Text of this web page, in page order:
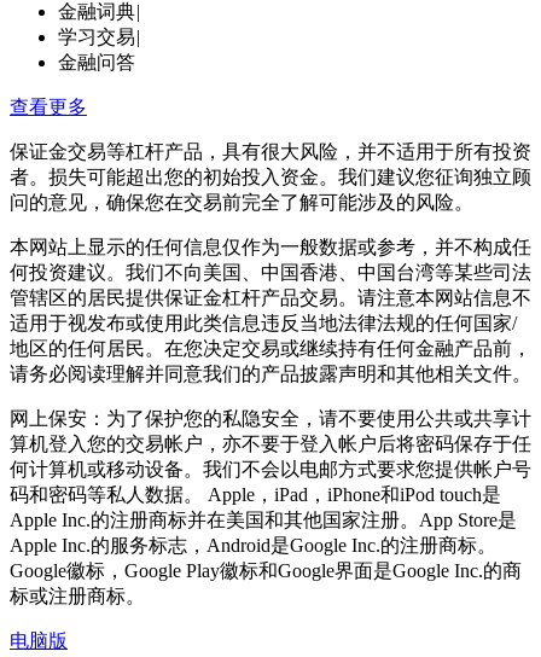
金融词典|
学习交易|
金融问答
查看更多
保证金交易等杠杆产品，具有很大风险，并不适用于所有投资
者。损失可能超出您的初始投入资金。我们建议您征询独立顾
问的意见，确保您在交易前完全了解可能涉及的风险。
本网站上显示的任何信息仅作为一般数据或参考，并不构成任
何投资建议。我们不向美国、中国香港、中国台湾等某些司法
管辖区的居民提供保证金杠杆产品交易。请注意本网站信息不
适用于视发布或使用此类信息违反当地法律法规的任何国家/
地区的任何居民。在您决定交易或继续持有任何金融产品前，
请务必阅读理解并同意我们的产品披露声明和其他相关文件。
网上保安：为了保护您的私隐安全，请不要使用公共或共享计
算机登入您的交易帐户，亦不要于登入帐户后将密码保存于任
何计算机或移动设备。我们不会以电邮方式要求您提供帐户号
码和密码等私人数据。 Apple，iPad，iPhone和iPod touch是
Apple Inc.的注册商标并在美国和其他国家注册。App Store是
Apple Inc.的服务标志，Android是Google Inc.的注册商标。
Google徽标，Google Play徽标和Google界面是Google Inc.的商
标或注册商标。
电脑版